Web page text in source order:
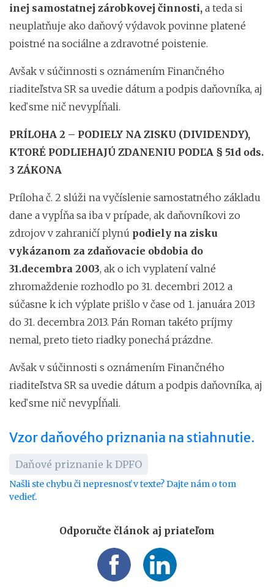
inej samostatnej zárobkovej činnosti, a teda si
neuplatňuje ako daňový výdavok povinne platené
poistné na sociálne a zdravotné poistenie.
Avšak v súčinnosti s oznámením Finančného
riaditeľstva SR sa uvedie dátum a podpis daňovníka, aj
keď sme nič nevypĺňali.
PRÍLOHA 2 – PODIELY NA ZISKU (DIVIDENDY),
KTORÉ PODLIEHAJÚ ZDANENIU PODĽA § 51d ods.
3 ZÁKONA
Príloha č. 2 slúži na vyčíslenie samostatného základu
dane a vypĺňa sa iba v prípade, ak daňovníkovi zo
zdrojov v zahraničí plynú podiely na zisku
vykázanom za zdaňovacie obdobia do
31.decembra 2003, ak o ich vyplatení valné
zhromaždenie rozhodlo po 31. decembri 2012 a
súčasne k ich výplate prišlo v čase od 1. januára 2013
do 31. decembra 2013. Pán Roman takéto príjmy
nemal, preto tieto riadky ponechá prázdne.
Avšak v súčinnosti s oznámením Finančného
riaditeľstva SR sa uvedie dátum a podpis daňovníka, aj
keď sme nič nevypĺňali.
Vzor daňového priznania na stiahnutie.
Daňové priznanie k DPFO
Našli ste chybu či nepresnosť v texte? Dajte nám o tom
vedieť.
Odporučte článok aj priateľom